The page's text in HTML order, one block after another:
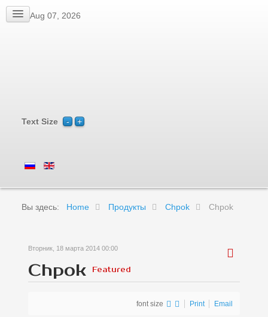
Fri, Aug 07, 2026
Text Size
Вы здесь: Home Продукты Chpok Chpok
Вторник, 18 марта 2014 00:00
Chpok Featured
font size Print Email